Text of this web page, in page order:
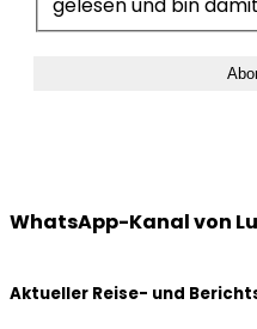
WhatsApp-Kanal von
Aktueller Reise- und